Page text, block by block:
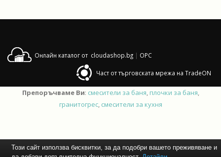
Онлайн каталог от cloudashop.bg | OPC
Част от търговската мрежа на TradeON
Препоръчваме Ви: смесители за баня, плочки за баня,
гранитогрес, смесители за кухня
Този сайт използва бисквитки, за да подобри вашето преживяване и